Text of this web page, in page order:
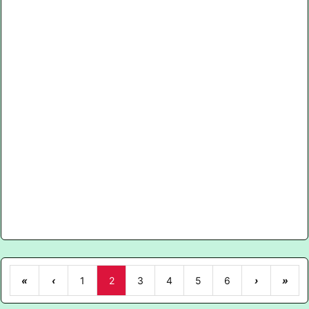
« ‹ 1 2 3 4 5 6 › »